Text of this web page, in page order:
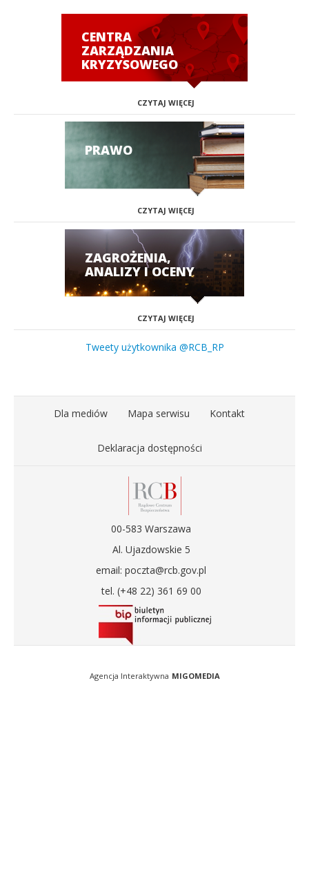
CENTRA
ZARZĄDZANIA
KRYZYSOWEGO
CZYTAJ WIĘCEJ
PRAWO
CZYTAJ WIĘCEJ
ZAGROŻENIA,
ANALIZY I OCENY
CZYTAJ WIĘCEJ
Tweety użytkownika @RCB_RP
Dla mediów Mapa serwisu Kontakt
Deklaracja dostępności
00-583 Warszawa
Al. Ujazdowskie 5
email: poczta@rcb.gov.pl
tel. (+48 22) 361 69 00
Agencja Interaktywna MIGOMEDIA